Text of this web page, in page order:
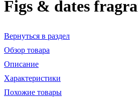
Figs & dates
Вернуться в раздел
Обзор товара
Описание
Характеристики
Похожие товары